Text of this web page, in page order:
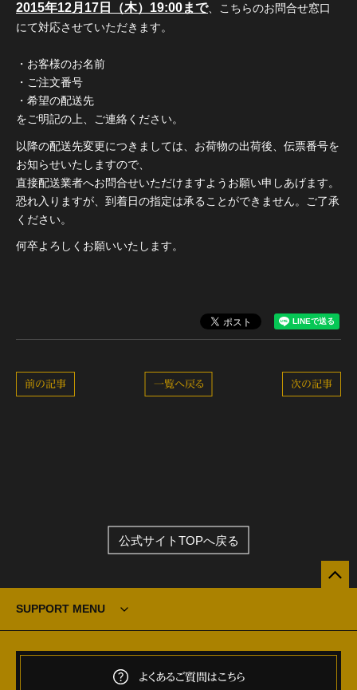
2015年12月17日（木）19:00まで、こちらのお問合せ窓口
にて対応させていただきます。
・お客様のお名前
・ご注文番号
・希望の配送先
をご明記の上、ご連絡ください。
以降の配送先変更につきましては、お荷物の出荷後、伝票番号を
お知らせいたしますので、
直接配送業者へお問合せいただけますようお願い申しあげます。
恐れ入りますが、到着日の指定は承ることができません。ご了承
ください。
何卒よろしくお願いいたします。
次の記事
一覧へ戻る
前の記事
公式サイトTOPへ戻る
SUPPORT MENU
よくあるご質問はこちら